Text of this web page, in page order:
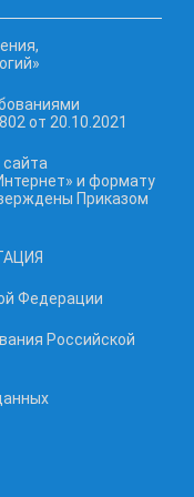
от 20.10.2021
и формату
Приказом
Федерации
Российской